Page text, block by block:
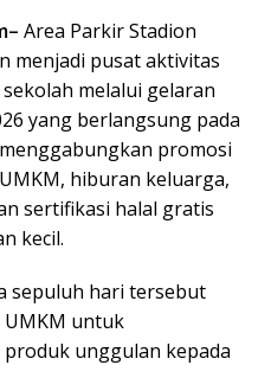
Area Parkir Stadion
menjadi pusat aktivitas
melalui gelaran
yang berlangsung pada
promosi
hiburan keluarga,
sertifikasi halal gratis
kecil.
sepuluh hari tersebut
UMKM untuk
unggulan kepada